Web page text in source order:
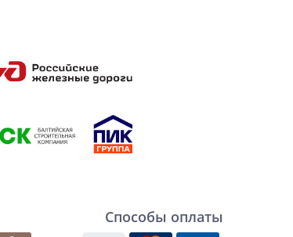
Способы оплаты